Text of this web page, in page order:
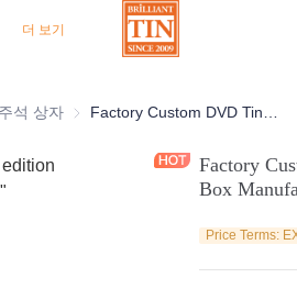
더 보기
상자
석 상자 초콜릿 주석 상자
Factory
Box
Price Terms: